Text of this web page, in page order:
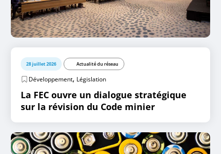
28 juillet 2026 Actualité du réseau
Développement, Législation
La FEC ouvre un dialogue stratégique
sur la révision du Code minier